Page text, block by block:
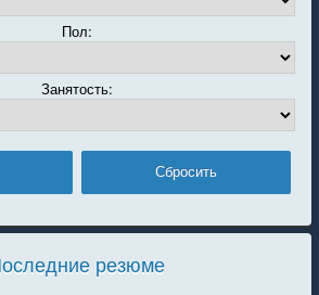
Пол:
Занятость:
резюме